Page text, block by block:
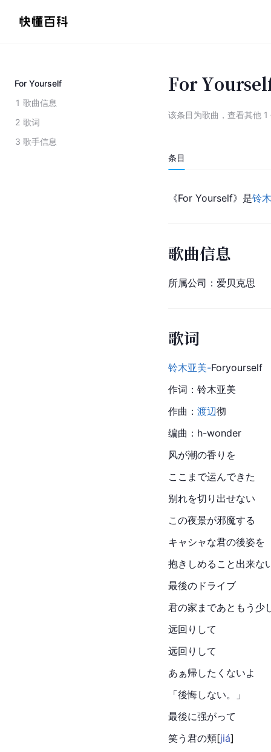
For Yourself
1 歌曲信息
2 歌词
3 歌手信息
For
该条目为歌曲 ， 查看其他 1
条目
《For Yourself》是铃
歌曲信息
所属公司：爱贝克思
歌词
铃木亚美-Foryourself
作词：铃木亚美
作曲： 渡辺彻
编曲：h-wonder
风が潮の香りを
ここまで运んできた
别れを切り出せない
この夜景が邪魔する
キャシャな君の後姿を
抱きしめること出来な
最後のドライブ
君の家まであともう少
远回りして
远回りして
あぁ帰したくないよ
「後悔しない。」
最後に强がって
笑う君の頬[jiá]